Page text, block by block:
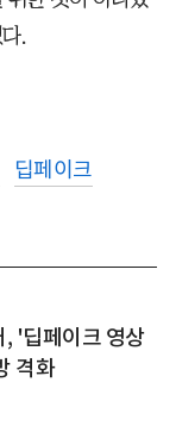
.
딥페이크
, '딥페이크 영상
격화